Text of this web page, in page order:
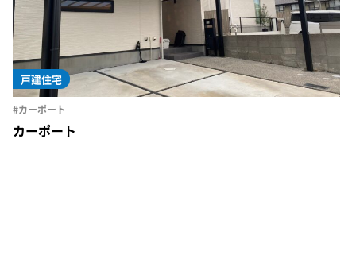
戸建住宅
#カーポート
カーポート